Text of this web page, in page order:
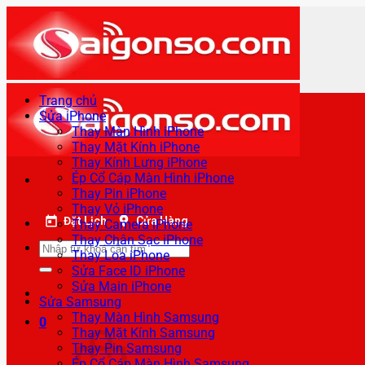
qua
nội
dung
Đặt Lịch Cửa Hàng
Tìm
kiếm:
0
Trang chủ
Sửa iPhone
Thay Màn Hình iPhone
Thay Mặt Kính iPhone
Thay Kính Lưng iPhone
Ép Cổ Cáp Màn Hình iPhone
Thay Pin iPhone
Thay Vỏ iPhone
Thay Camera iPhone
Thay Chân Sạc iPhone
Thay Loa iPhone
Sửa Face ID iPhone
Sửa Main iPhone
Sửa Samsung
Thay Màn Hình Samsung
Thay Mặt Kính Samsung
Thay Pin Samsung